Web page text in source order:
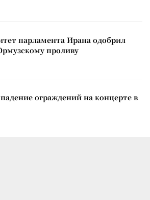
парламента Ирана одобрил
проливу
ограждений на концерте в